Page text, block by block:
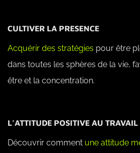
CULTIVER LA PRESENCE
Acquérir des stratégies pour être
dans toutes les sphères de la vie,
être et la concentration.
L’ATTITUDE POSITIVE AU TRAVAIL
Découvrir comment une attitude